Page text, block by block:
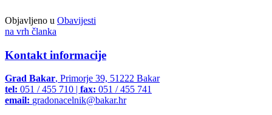
Objavljeno u Obavijesti
na vrh članka
Kontakt informacije
Grad Bakar, Primorje 39, 51222 Bakar
tel: 051 / 455 710 | fax: 051 / 455 741
email: gradonacelnik@bakar.hr